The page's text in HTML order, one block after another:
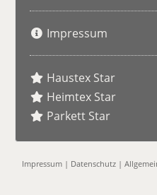
Impressum
Haustex Star
Heimtex Star
Parkett Star
Impressum | Datenschutz |